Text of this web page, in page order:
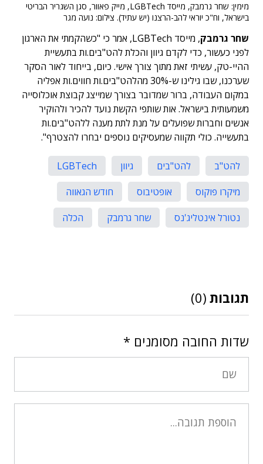
מימין: שחר גרמבק, מייסד LGBTech, מייק פאוור, סגן השגריר הבריטי
בישראל, וח"כ יוראי להב-הרצנו (יש עתיד). צילום: נועה מגר
שחר גרמבק
, מייסד LGBTech, אמר כי "כשהקמתי את הארגון
לפני כעשור, כדי לקדם גיוון והכלת להט"בים.ות בתעשיית
ההיי-טק, עשיתי זאת מתוך צורך אישי. כיום, בייחוד לאור הסקר
שערכנו, שבו גילינו ש-30% מהלהט"בים.ות חווים.ות אפליה
במקום העבודה, ברור שמדובר בצורך שמייצג קבוצת אוכלוסייה
משמעותית בישראל. אות שותפי הקשת נועד להכיר ולהוקיר
אנשים וחברות שפועלים על מנת לתת מענה ללהט"בים.ות
בתעשייה. כולי תקווה שמעסיקים נוספים יבחרו להצטרף".
להט"ב להט"בים גיוון
LGBTech
מיקרו פוקוס
אופטיבוס
חודש הגאווה
נטורל אינטליג'נס
שחר גרמבק הכלה
תגובות (0)
שדות החובה מסומנים *